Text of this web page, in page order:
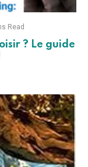
Read
? Le guide